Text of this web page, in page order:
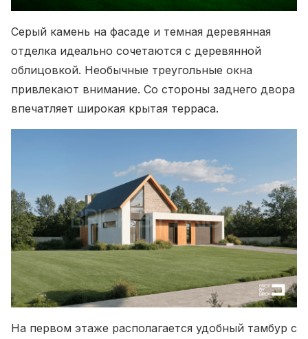
Серый камень на фасаде и темная деревянная
отделка идеально сочетаются с деревянной
облицовкой. Необычные треугольные окна
привлекают внимание. Со стороны заднего двора
впечатляет широкая крытая терраса.
На первом этаже располагается удобный тамбур с